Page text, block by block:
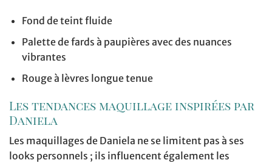
Fond de teint fluide
Palette de fards à paupières avec des nuances
vibrantes
Rouge à lèvres longue tenue
Les tendances maquillage inspirées par
Daniela
Les maquillages de Daniela ne se limitent pas à ses
looks personnels ; ils influencent également les